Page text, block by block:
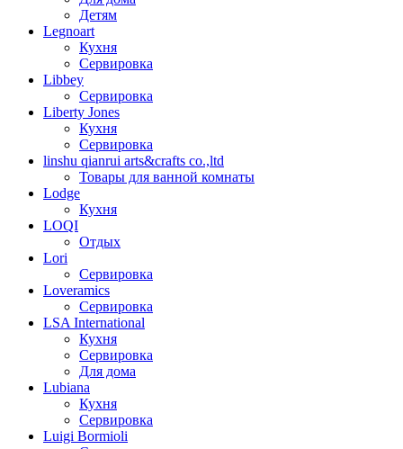
Детям
Legnoart
Кухня
Сервировка
Libbey
Сервировка
Liberty Jones
Кухня
Сервировка
linshu qianrui arts&crafts co.,ltd
Товары для ванной комнаты
Lodge
Кухня
LOQI
Отдых
Lori
Сервировка
Loveramics
Сервировка
LSA International
Кухня
Сервировка
Для дома
Lubiana
Кухня
Сервировка
Luigi Bormioli